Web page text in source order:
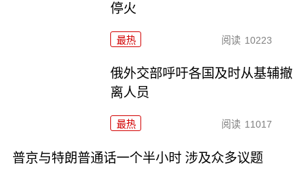
停火
最热 阅读 10223
俄外交部呼吁各国及时从基辅撤
离人员
最热 阅读 11017
普京与特朗普通话一个半小时 涉及众多议题